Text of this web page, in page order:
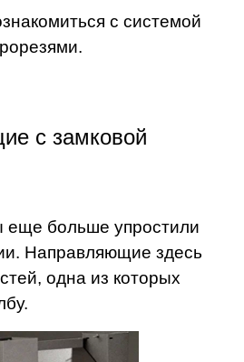
с системой
с замковой
еще больше упростили
Направляющие здесь
одна из которых